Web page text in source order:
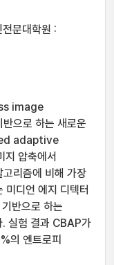
문대학원 :
image
으로 하는 새로운
adaptive
압축에서
리즘에 비해 가장
디언 에지 디텍터
반으로 하는
실험 결과 CBAP가
의 엔트로피